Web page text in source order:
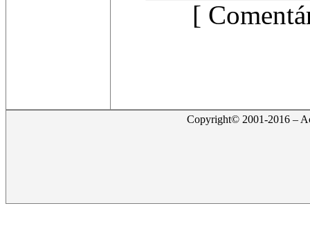
[
Copyright© 2001-2016 –